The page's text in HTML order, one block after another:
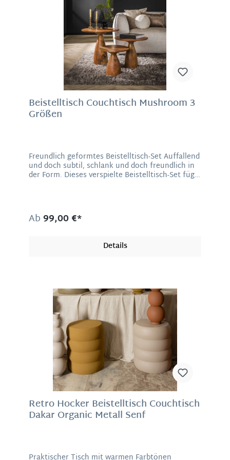
Beistelltisch Couchtisch Mushroom 3
Größen
Freundlich geformtes Beistelltisch-Set Auffallend
und doch subtil, schlank und doch freundlich in
der Form. Dieses verspielte Beistelltisch-Set fügt
das Design ergänzt optisch den Raum mit
skandinavischer Anmutung. Verteilt auf
angerichtet, die Tische sind nützliche Helfer.
Material: Mangoholz Passendes Maß für viele
Ab99,00 €*
Details
Retro Hocker Beistelltisch Couchtisch
Dakar Organic Metall Senf